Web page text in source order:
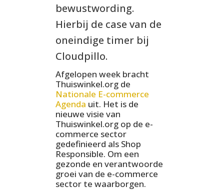
bewustwording.
Hierbij de case van de
oneindige timer bij
Cloudpillo.
Afgelopen week bracht
Thuiswinkel.org de
Nationale E-commerce
Agenda uit. Het is de
nieuwe visie van
Thuiswinkel.org op de e-
commerce sector
gedefinieerd als Shop
Responsible. Om een
gezonde en verantwoorde
groei van de e-commerce
sector te waarborgen.